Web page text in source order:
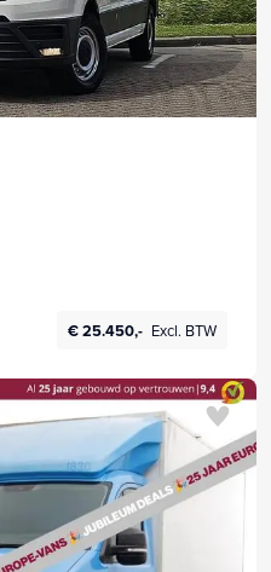
€ 25.450,- Excl. BTW